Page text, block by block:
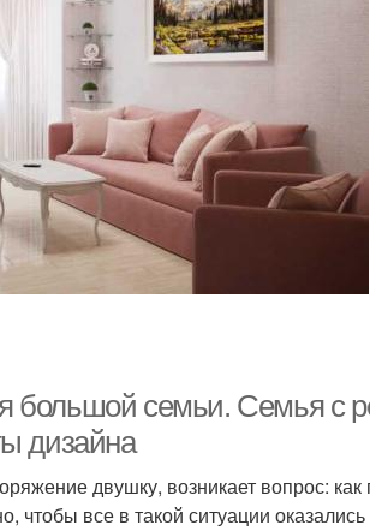
большой семьи. Семья с
дизайна
двушку, возникает вопрос:
чтобы все в такой ситуации